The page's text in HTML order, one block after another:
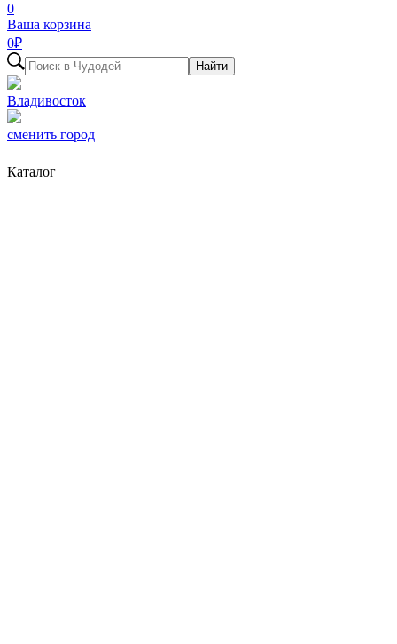
0
Ваша корзина
0₽
Найти
Владивосток
сменить город
Каталог